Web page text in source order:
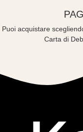
Puoi acquistare
Carta di